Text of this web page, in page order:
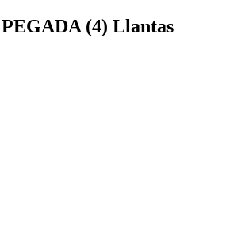
(4) Llantas